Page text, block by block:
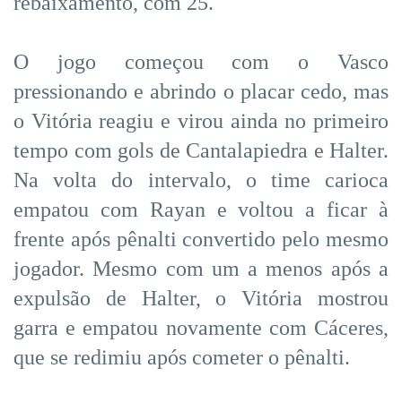
O jogo começou com o Vasco
pressionando e abrindo o placar cedo, mas
o Vitória reagiu e virou ainda no primeiro
tempo com gols de Cantalapiedra e Halter.
Na volta do intervalo, o time carioca
empatou com Rayan e voltou a ficar à
frente após pênalti convertido pelo mesmo
jogador. Mesmo com um a menos após a
expulsão de Halter, o Vitória mostrou
garra e empatou novamente com Cáceres,
que se redimiu após cometer o pênalti.